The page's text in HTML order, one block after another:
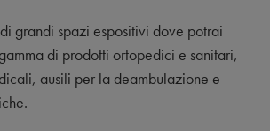
grandi spazi espositivi dove potrai
di prodotti ortopedici e sanitari,
ausili per la deambulazione e